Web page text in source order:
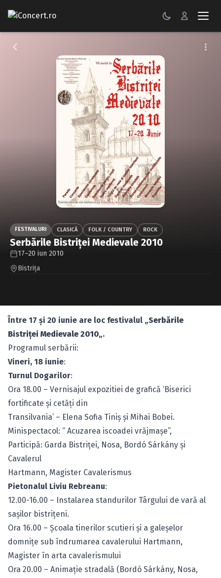
CONCERTE
Caută în site...
FESTIVALURI CLASICĂ FOLK / COUNTRY ROCK
Serbările Bistriţei Medievale 2010
17–20 iun 2010
Bistriţa
Între 17 şi 20 iunie are loc festivalul „Serbările
Bistriţei Medievale 2010„.
Programul serbării:
Vineri, 18 iunie:
Turnul Dogarilor:
Ora 18.00 – Vernisajul expozitiei de grafică ‘Biserici
fortificate şi cetăţi din
Transilvania’ – Elena Sofia Tiniş şi Mihai Bobei.
Minispectacol: “ Acuzarea iscoadei vrăjmaşe”,
Participă: Garda Bistriţei, Nosa, Bordó Sárkány şi
Cavalerul
Hartmann, Magister Cavalerismus
Pietonalul Liviu Rebreanu:
12.00-16.00 – Instalarea standurilor Târgului de vară al
saşilor bistriţeni.
Ora 16.00 – Şcoala tinerilor scutieri şi a galeşelor
domniţe sub îndrumarea cavalerului Hartmann,
Magister în arta cavalerismului
Ora 20.00 – Animaţie stradală (Bordó Sárkány, Nosa,